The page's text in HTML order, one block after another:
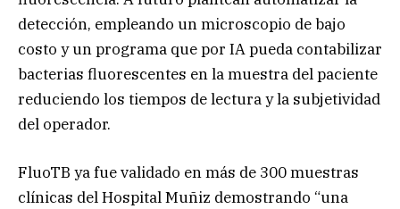
detección, empleando un microscopio de bajo
costo y un programa que por IA pueda contabilizar
bacterias fluorescentes en la muestra del paciente
reduciendo los tiempos de lectura y la subjetividad
del operador.
FluoTB ya fue validado en más de 300 muestras
clínicas del Hospital Muñiz demostrando “una